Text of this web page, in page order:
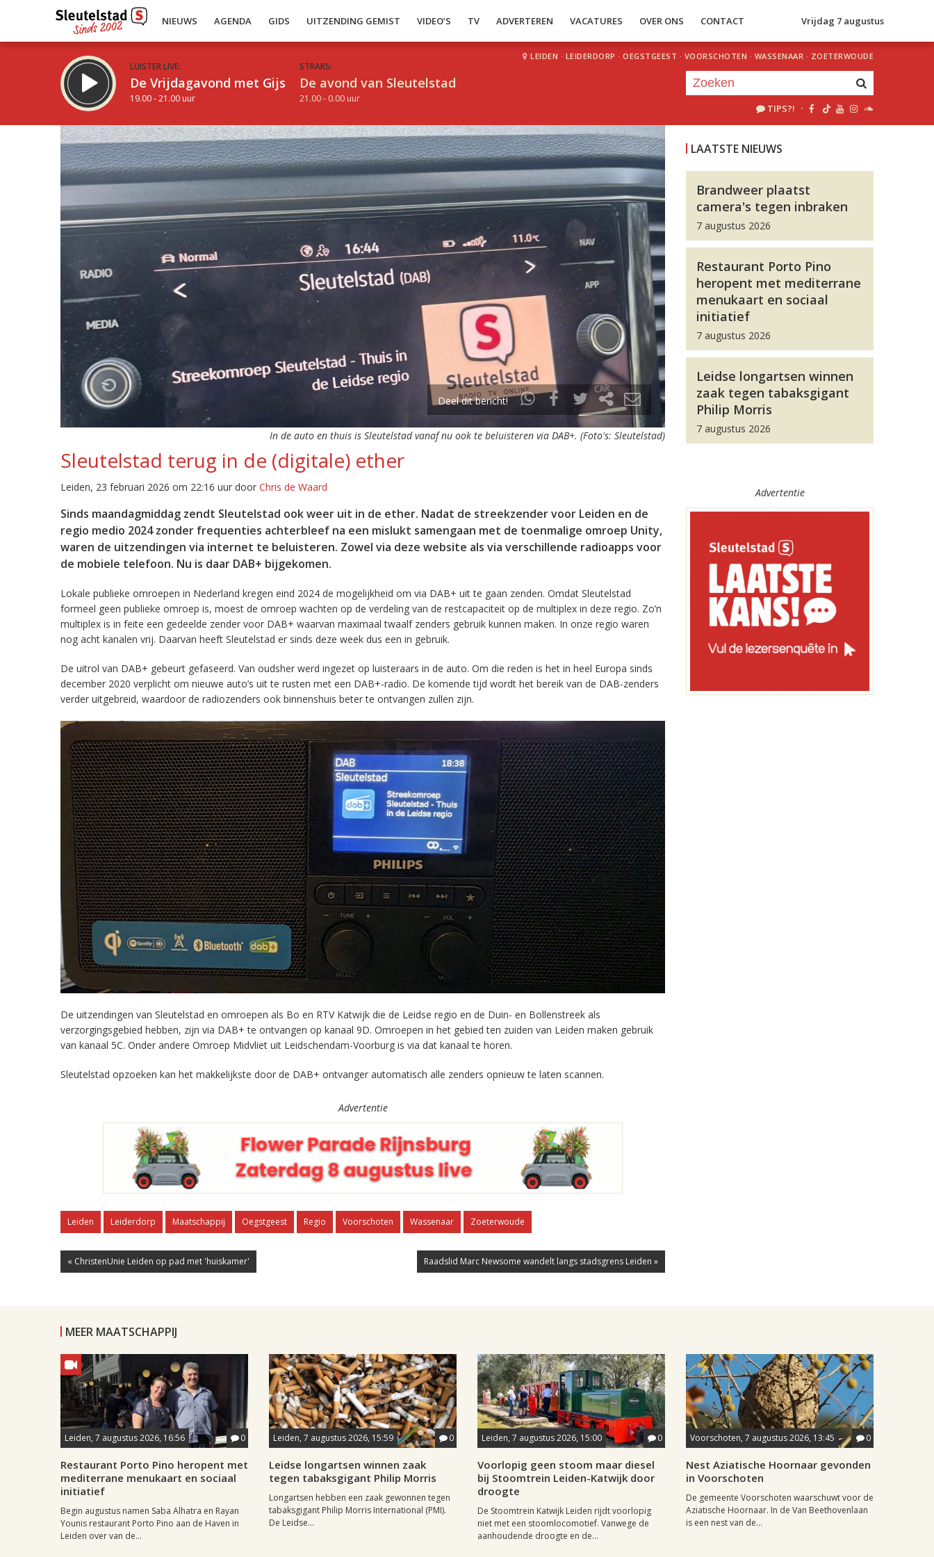
NIEUWS AGENDA GIDS UITZENDING GEMIST VIDEO’S TV ADVERTEREN VACATURES OVER ONS CONTACT Vrijdag 7 augustus
LUISTER LIVE:
De Vrijdagavond met Gijs
19.00 - 21.00 uur
STRAKS:
De avond van Sleutelstad
21.00 - 0.00 uur
LEIDEN · LEIDERDORP · OEGSTGEEST · VOORSCHOTEN · WASSENAAR · ZOETERWOUDE
TIPS?! ·
Deel dit bericht!
In de auto en thuis is Sleutelstad vanaf nu ook te beluisteren via DAB+. (Foto's: Sleutelstad)
Sleutelstad terug in de (digitale) ether
Leiden, 23 februari 2026 om 22:16 uur door Chris de Waard
Sinds maandagmiddag zendt Sleutelstad ook weer uit in de ether. Nadat de streekzender voor Leiden en de
regio medio 2024 zonder frequenties achterbleef na een mislukt samengaan met de toenmalige omroep Unity,
waren de uitzendingen via internet te beluisteren. Zowel via deze website als via verschillende radioapps voor
de mobiele telefoon. Nu is daar DAB+ bijgekomen.
Lokale publieke omroepen in Nederland kregen eind 2024 de mogelijkheid om via DAB+ uit te gaan zenden. Omdat Sleutelstad
formeel geen publieke omroep is, moest de omroep wachten op de verdeling van de restcapaciteit op de multiplex in deze regio. Zo’n
multiplex is in feite een gedeelde zender voor DAB+ waarvan maximaal twaalf zenders gebruik kunnen maken. In onze regio waren
nog acht kanalen vrij. Daarvan heeft Sleutelstad er sinds deze week dus een in gebruik.
De uitrol van DAB+ gebeurt gefaseerd. Van oudsher werd ingezet op luisteraars in de auto. Om die reden is het in heel Europa sinds
december 2020 verplicht om nieuwe auto’s uit te rusten met een DAB+-radio. De komende tijd wordt het bereik van de DAB-zenders
verder uitgebreid, waardoor de radiozenders ook binnenshuis beter te ontvangen zullen zijn.
De uitzendingen van Sleutelstad en omroepen als Bo en RTV Katwijk die de Leidse regio en de Duin- en Bollenstreek als
verzorgingsgebied hebben, zijn via DAB+ te ontvangen op kanaal 9D. Omroepen in het gebied ten zuiden van Leiden maken gebruik
van kanaal 5C. Onder andere Omroep Midvliet uit Leidschendam-Voorburg is via dat kanaal te horen.
Sleutelstad opzoeken kan het makkelijkste door de DAB+ ontvanger automatisch alle zenders opnieuw te laten scannen.
Advertentie
Leiden Leiderdorp Maatschappij Oegstgeest Regio Voorschoten Wassenaar Zoeterwoude
« ChristenUnie Leiden op pad met 'huiskamer' Raadslid Marc Newsome wandelt langs stadsgrens Leiden »
LAATSTE NIEUWS
Brandweer plaatst
camera's tegen inbraken
7 augustus 2026
Restaurant Porto Pino
heropent met mediterrane
menukaart en sociaal
initiatief
7 augustus 2026
Leidse longartsen winnen
zaak tegen tabaksgigant
Philip Morris
7 augustus 2026
Advertentie
MEER MAATSCHAPPIJ
Leiden, 7 augustus 2026, 16:56 0
Restaurant Porto Pino heropent met
mediterrane menukaart en sociaal
initiatief
Begin augustus namen Saba Alhatra en Rayan
Younis restaurant Porto Pino aan de Haven in
Leiden over van de...
Leiden, 7 augustus 2026, 15:59 0
Leidse longartsen winnen zaak
tegen tabaksgigant Philip Morris
Longartsen hebben een zaak gewonnen tegen
tabaksgigant Philip Morris International (PMI).
De Leidse...
Leiden, 7 augustus 2026, 15:00 0
Voorlopig geen stoom maar diesel
bij Stoomtrein Leiden-Katwijk door
droogte
De Stoomtrein Katwijk Leiden rijdt voorlopig
niet met een stoomlocomotief. Vanwege de
aanhoudende droogte en de...
Voorschoten, 7 augustus 2026, 13:45 0
Nest Aziatische Hoornaar gevonden
in Voorschoten
De gemeente Voorschoten waarschuwt voor de
Aziatische Hoornaar. In de Van Beethovenlaan
is een nest van de...